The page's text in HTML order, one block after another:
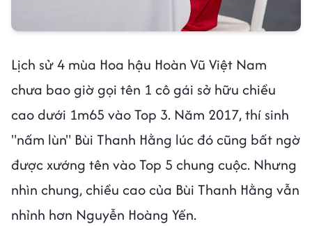
Lịch sử 4 mùa Hoa hậu Hoàn Vũ Việt Nam
chưa bao giờ gọi tên 1 cô gái sở hữu chiều
cao dưới 1m65 vào Top 3. Năm 2017, thí sinh
"nấm lùn" Bùi Thanh Hằng lúc đó cũng bất ngờ
được xướng tên vào Top 5 chung cuộc. Nhưng
nhìn chung, chiều cao của Bùi Thanh Hằng vẫn
nhỉnh hơn Nguyễn Hoàng Yến.